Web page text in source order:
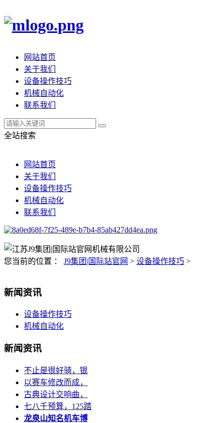
网站首页
关于我们
设备操作技巧
机械自动化
联系我们
全站搜索
网站首页
关于我们
设备操作技巧
机械自动化
联系我们
您当前的位置 ： J9集团|国际站官网 > 设备操作技巧 >
新闻资讯
设备操作技巧
机械自动化
新闻资讯
不止是很好骑，银
以赛车修改而成，
古典设计交响曲，
七八千预算，125踏
龙泉山知名机车博